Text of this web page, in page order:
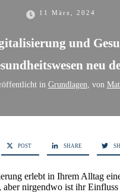
11 März, 2024
und
neu
in Grundlagen , von
POST SHARE
erlebt in Ihrem Alltag
nirgendwo ist ihr